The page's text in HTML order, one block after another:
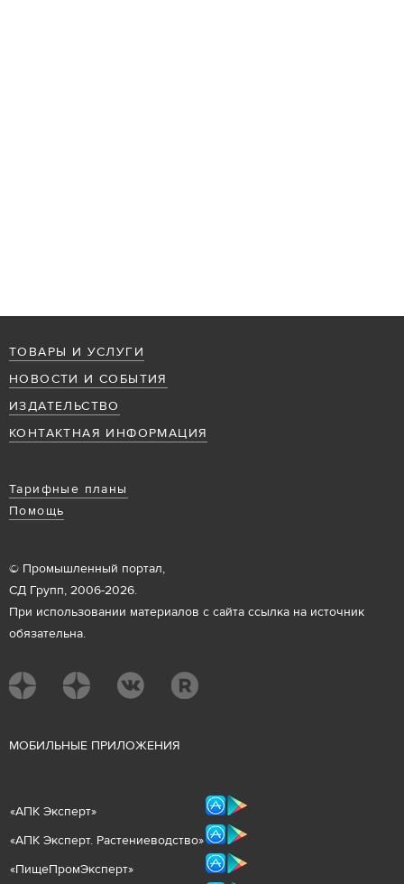
ТОВАРЫ И УСЛУГИ
НОВОСТИ И СОБЫТИЯ
ИЗДАТЕЛЬСТВО
КОНТАКТНАЯ ИНФОРМАЦИЯ
Тарифные планы
Помощь
© Промышленный портал,
СД Групп, 2006-2026.
При использовании материалов с сайта ссылка на источник
обязательна.
МОБИЛЬНЫЕ ПРИЛОЖЕНИЯ
«АПК Эксперт»
«АПК Эксперт. Растениеводство»
«ПищеПромЭксперт»